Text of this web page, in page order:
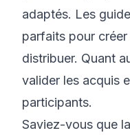
adaptés. Les
parfaits pour
distribuer. Quant
valider les acquis
participants.
Saviez-vous que